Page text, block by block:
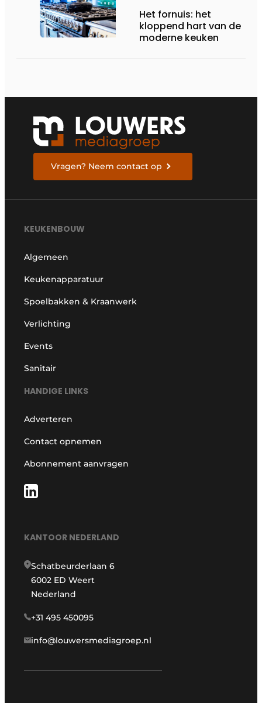
Het fornuis: het
kloppend hart van de
moderne keuken
Vragen? Neem contact op
KEUKENBOUW
Algemeen
Keukenapparatuur
Spoelbakken & Kraanwerk
Verlichting
Events
Sanitair
HANDIGE LINKS
Adverteren
Contact opnemen
Abonnement aanvragen
KANTOOR NEDERLAND
Schatbeurderlaan 6
6002 ED Weert
Nederland
+31 495 450095
info@louwersmediagroep.nl